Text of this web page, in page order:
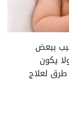
ببعض
يكون
طرق لعلاج